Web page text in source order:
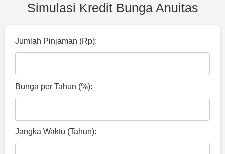
Simulasi Kredit Bunga Anuitas
Jumlah Pinjaman (Rp):
Bunga per Tahun (%):
Jangka Waktu (Tahun):